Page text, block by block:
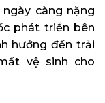
càng nặng
phát triển bên
hưởng đến trải
vệ sinh cho